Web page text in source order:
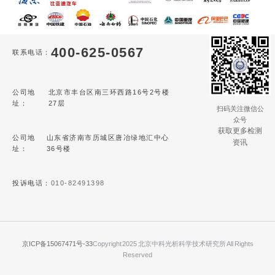
联系电话： 400-625-0567
公司地
址：
北京市丰台区南三环西路16号2号楼
27层
公司地
址：
山东省济南市历城区唐冶绿地汇中心
36号楼
投诉电话： 010-82491398
扫码关注微信公
众号
获取更多检测
资讯
京ICP备15067471号-33Copyright 2025 北京中科光析科学技术研究所 All Rights
Reserved